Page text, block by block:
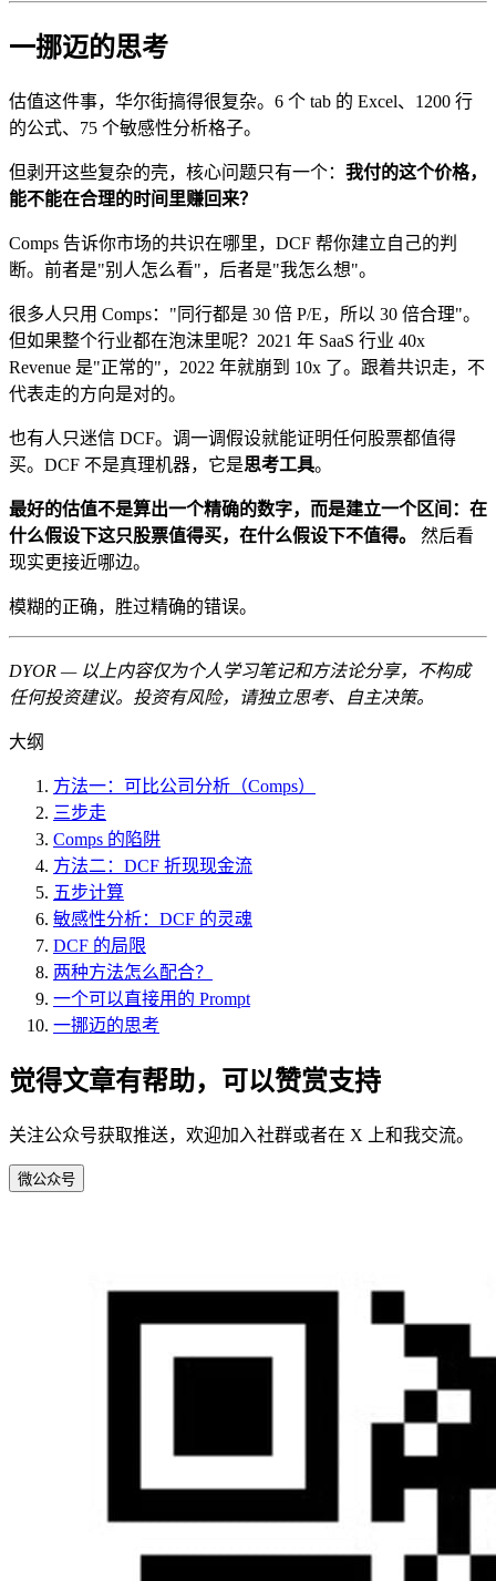
一挪迈的思考
估值这件事，华尔街搞得很复杂。6 个 tab 的 Excel、1200 行
的公式、75 个敏感性分析格子。
但剥开这些复杂的壳，核心问题只有一个： 我付的这个价格，
能不能在合理的时间里赚回来？
Comps 告诉你市场的共识在哪里，DCF 帮你建立自己的判
断。前者是"别人怎么看"，后者是"我怎么想"。
很多人只用 Comps："同行都是 30 倍 P/E，所以 30 倍合理"。
但如果整个行业都在泡沫里呢？2021 年 SaaS 行业 40x
Revenue 是"正常的"，2022 年就崩到 10x 了。跟着共识走，不
代表走的方向是对的。
也有人只迷信 DCF。调一调假设就能证明任何股票都值得
买。DCF 不是真理机器，它是思考工具。
最好的估值不是算出一个精确的数字，而是建立一个区间：在
什么假设下这只股票值得买，在什么假设下不值得。
然后看
现实更接近哪边。
模糊的正确，胜过精确的错误。
DYOR — 以上内容仅为个人学习笔记和方法论分享，不构成
任何投资建议。投资有风险，请独立思考、自主决策。
大纲
方法一：可比公司分析（Comps）
三步走
Comps 的陷阱
方法二：DCF 折现现金流
五步计算
敏感性分析：DCF 的灵魂
DCF 的局限
两种方法怎么配合？
一个可以直接用的 Prompt
一挪迈的思考
觉得文章有帮助，可以赞赏支持
关注公众号获取推送，欢迎加入社群或者在 X 上和我交流。
微公众号